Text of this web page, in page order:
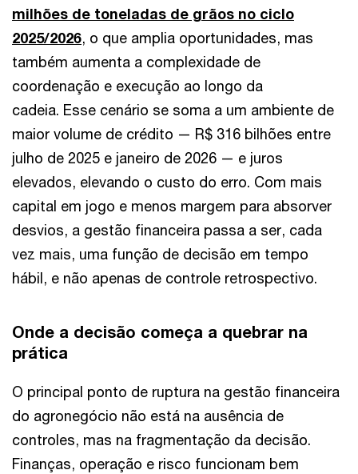
milhões de toneladas de grãos no ciclo
2025/2026, o que amplia oportunidades, mas
também aumenta a complexidade de
coordenação e execução ao longo da
cadeia. Esse cenário se soma a um ambiente de
maior volume de crédito — R$ 316 bilhões entre
julho de 2025 e janeiro de 2026 — e juros
elevados, elevando o custo do erro. Com mais
capital em jogo e menos margem para absorver
desvios, a gestão financeira passa a ser, cada
vez mais, uma função de decisão em tempo
hábil, e não apenas de controle retrospectivo.
Onde a decisão começa a quebrar na
prática
O principal ponto de ruptura na gestão financeira
do agronegócio não está na ausência de
controles, mas na fragmentação da decisão.
Finanças, operação e risco funcionam bem